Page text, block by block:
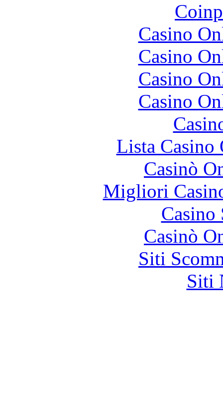
Casino
Casino
Casino
Casino
Lista
Casinò
Migliori
Casino
Casinò
Siti
Siti